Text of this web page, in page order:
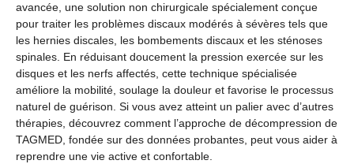
avancée, une solution non chirurgicale spécialement conçue
pour traiter les problèmes discaux modérés à sévères tels que
les hernies discales, les bombements discaux et les sténoses
spinales. En réduisant doucement la pression exercée sur les
disques et les nerfs affectés, cette technique spécialisée
améliore la mobilité, soulage la douleur et favorise le processus
naturel de guérison. Si vous avez atteint un palier avec d’autres
thérapies, découvrez comment l’approche de décompression de
TAGMED, fondée sur des données probantes, peut vous aider à
reprendre une vie active et confortable.